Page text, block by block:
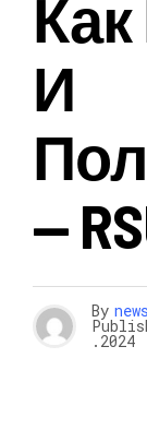
И
—
By
.2024